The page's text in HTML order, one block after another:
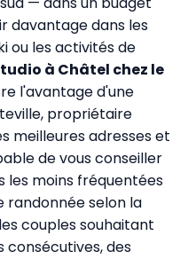
davantage dans les
ou les activités de
à Châtel chez le
l'avantage d'une
propriétaire
meilleures adresses et
de vous conseiller
les moins fréquentées
randonnée selon la
couples souhaitant
consécutives, des